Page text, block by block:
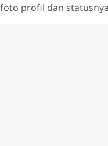
foto profil dan